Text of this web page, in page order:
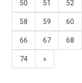
50 51 52
58 59 60
66 67 68
74 »